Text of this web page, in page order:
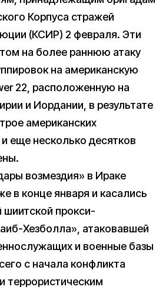
Корпуса стражей
(КСИР) 2 февраля. Эти
на более раннюю атаку
на американскую
22, расположенную на
и Иордании, в результате
американских
еще несколько десятков
возмездия» в Ираке
в конце января и касались
шиитской прокси-
Хезболла», атаковавшей
и военные базы
с начала конфликта
террористическим